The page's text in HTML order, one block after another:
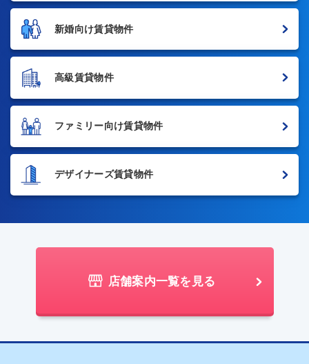
新婚向け賃貸物件
高級賃貸物件
ファミリー向け賃貸物件
デザイナーズ賃貸物件
店舗案内一覧を見る